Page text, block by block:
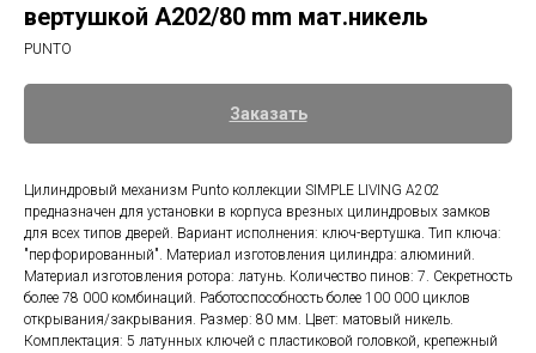
вертушкой A202/80 mm мат.никель
PUNTO
Заказать
Цилиндровый механизм Punto коллекции SIMPLE LIVING A202
предназначен для установки в корпуса врезных цилиндровых замков
для всех типов дверей. Вариант исполнения: ключ-вертушка. Тип ключа:
"перфорированный". Материал изготовления цилиндра: алюминий.
Материал изготовления ротора: латунь. Количество пинов: 7. Секретность
более 78 000 комбинаций. Работоспособность более 100 000 циклов
открывания/закрывания. Размер: 80 мм. Цвет: матовый никель.
Комплектация: 5 латунных ключей с пластиковой головкой, крепежный